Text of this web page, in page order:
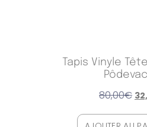
Tapis Vinyle
80,00€